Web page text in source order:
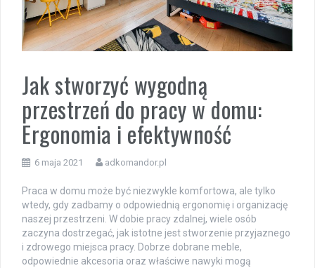
Jak stworzyć wygodną
przestrzeń do pracy w domu:
Ergonomia i efektywność
6 maja 2021 adkomandor.pl
Praca w domu może być niezwykle komfortowa, ale tylko
wtedy, gdy zadbamy o odpowiednią ergonomię i organizację
naszej przestrzeni. W dobie pracy zdalnej, wiele osób
zaczyna dostrzegać, jak istotne jest stworzenie przyjaznego
i zdrowego miejsca pracy. Dobrze dobrane meble,
odpowiednie akcesoria oraz właściwe nawyki mogą